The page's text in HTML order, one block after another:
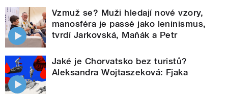
Vzmuž se? Muži hledají nové vzory,
manosféra je passé jako leninismus,
tvrdí Jarkovská, Maňák a Petr
Jaké je Chorvatsko bez turistů?
Aleksandra Wojtaszeková: Fjaka